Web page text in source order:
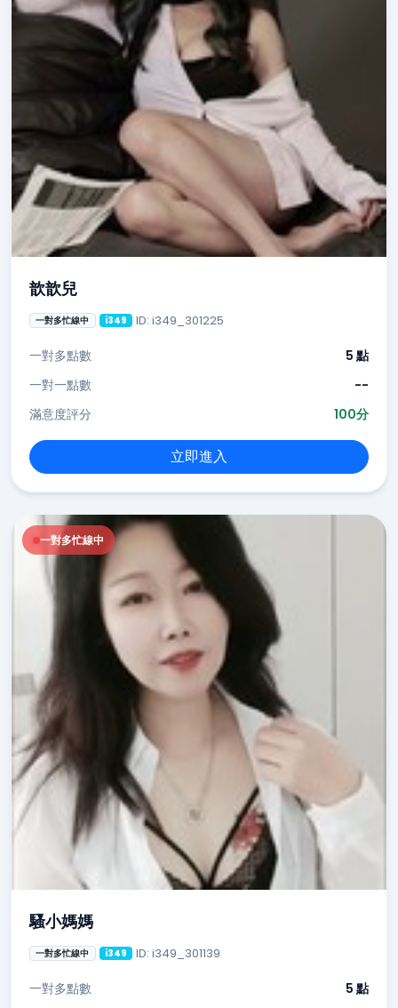
歆歆兒
一對多忙線中 i349 ID: i349_301225
一對多點數
5 點
一對一點數
--
滿意度評分
100分
立即進入
一對多忙線中
騷小媽媽
一對多忙線中 i349 ID: i349_301139
一對多點數 5 點